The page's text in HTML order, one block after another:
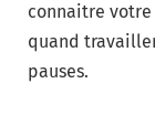
connaitre
quand
pauses.